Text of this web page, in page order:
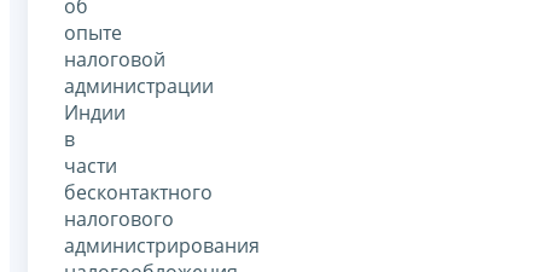
об
опыте
налоговой
администрации
Индии
в
части
бесконтактного
налогового
администрирования